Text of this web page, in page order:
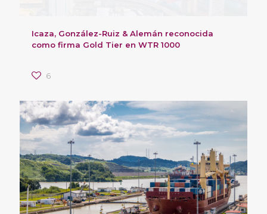
Icaza, González-Ruiz & Alemán reconocida
como firma Gold Tier en WTR 1000
6